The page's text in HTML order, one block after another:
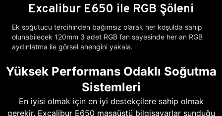
Excalibur E650 ile RGB Şöleni
Ek soğutucu tercihinden bağımsız olarak her koşulda sahip
olunabilecek 120mm 3 adet RGB fan sayesinde her an RGB
aydınlatma ile görsel ahengini yakala.
Yüksek Performans Odaklı Soğutma
Sistemleri
En iyisi olmak için en iyi destekçilere sahip olmak
gerekir. Excalibur E650 masaüstü bilgisayarlar sunduğu